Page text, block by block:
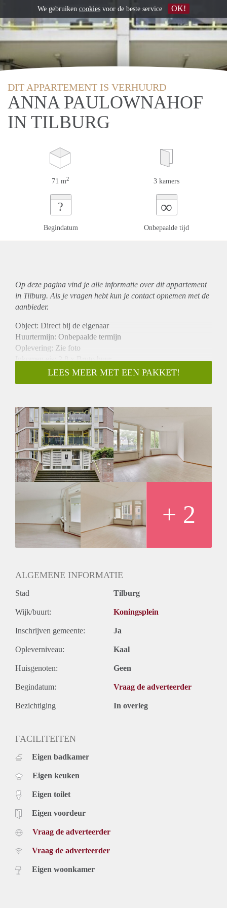
DIT APPARTEMENT IS VERHUURD
ANNA PAULOWNAHOF
IN TILBURG
71 m2 3 kamers
?
Begindatum
∞
Onbepaalde tijd
Op deze pagina vind je alle informatie over ditappartement
in Tilburg. Als je vragen hebt kun je contact opnemen met de
aanbieder.
Object: Direct bij de eigenaar
Huurtermijn: Onbepaalde termijn
Oplevering: Zie foto
Inkomen eis: 2,8 x Bruto huur
Garantiestelling mogelijk: Ja
Borg: 1 Maand
Huisdieren toegestaan: Afhankelijk van de Eigenaar
Huurtoeslag grens: Nee
Geschikt voor studenten: Afhankelijk van de Eigenaar
LEES MEER MET EEN PAKKET!
+ 2
ALGEMENE INFORMATIE
Stad Tilburg
Wijk/buurt: Koningsplein
Inschrijven gemeente: Ja
Opleverniveau: Kaal
Huisgenoten: Geen
Begindatum: Vraag de adverteerder
Bezichtiging In overleg
FACILITEITEN
Eigen badkamer
Eigen keuken
Eigen toilet
Eigen voordeur
Vraag de adverteerder
Vraag de adverteerder
Eigen woonkamer
We gebruiken cookies voor de beste service OK!